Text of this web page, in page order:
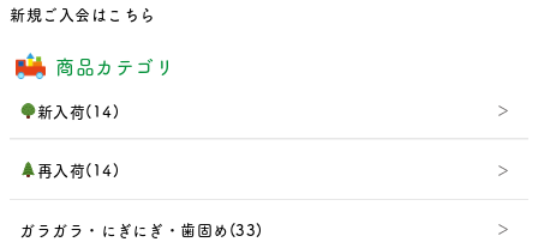
新規ご入会はこちら
商品カテゴリ
新入荷(14)
再入荷(14)
ガラガラ・にぎにぎ・歯固め(33)